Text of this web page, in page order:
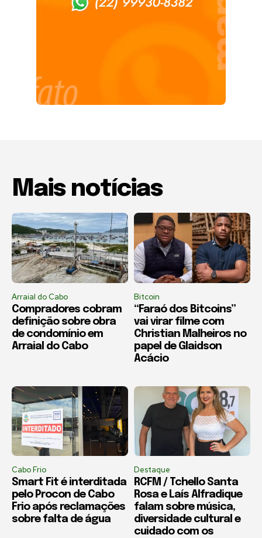
Mais notícias
Arraial do Cabo
Compradores cobram
definição sobre obra
de condomínio em
Arraial do Cabo
Bitcoin
“Faraó dos Bitcoins”
vai virar filme com
Christian Malheiros no
papel de Glaidson
Acácio
Cabo Frio
Smart Fit é interditada
pelo Procon de Cabo
Frio após reclamações
sobre falta de água
Destaque
RCFM / Tchello Santa
Rosa e Laís Alfradique
falam sobre música,
diversidade cultural e
cuidado com os